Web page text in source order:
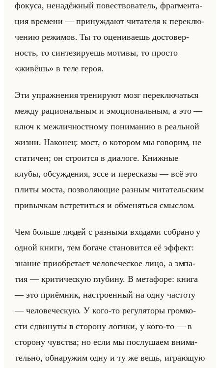
фо­ку­са, нена­дёж­ный по­вест­во­ва­тель, фраг­мен­та­
ция вре­ме­ни — при­нуж­да­ют чи­та­те­ля к пе­ре­клю­
че­нию ре­жи­мов. Ты то оце­ни­ва­ешь до­сто­вер­
ность, то син­те­зи­ру­ешь мо­ти­вы, то про­сто
«живёшь» в теле героя.
Эти упраж­не­ния тре­ни­ру­ют мозг пе­ре­клю­чаться
между ра­ци­ональным и эмо­ци­ональным, а это —
ключ к меж­лич­ност­но­му по­ни­ма­нию в ре­альной
жизни. На­ко­нец: мост, о ко­то­ром мы го­во­рим, не
ста­ти­чен; он стро­ит­ся в диа­ло­ге. Книж­ные
клубы, об­суж­де­ния, эссе и пе­ре­ска­зы — всё это
плиты моста, поз­во­ля­ющие раз­ным чи­та­тельским
при­выч­кам встре­титься и об­ме­няться смыс­лом.
Чем больше людей с раз­ны­ми вхо­да­ми со­бра­но у
одной книги, тем бо­га­че ста­но­вит­ся её эф­фект:
зна­ние при­об­ре­та­ет че­ло­ве­че­ское лицо, а эм­па­
тия — кри­ти­че­скую глу­би­ну. В ме­та­фо­ре: книга
— это при­ём­ник, на­стро­ен­ный на одну ча­сто­ту
— че­ло­ве­че­скую. У кого-то ре­гу­ля­то­ры гром­ко­
сти сдви­ну­ты в сто­ро­ну ло­ги­ки, у кого-то — в
сто­ро­ну чув­ства; но если мы по­слу­ша­ем вни­ма­
тельно, об­на­ру­жим одну и ту же вещь, иг­ра­ющую